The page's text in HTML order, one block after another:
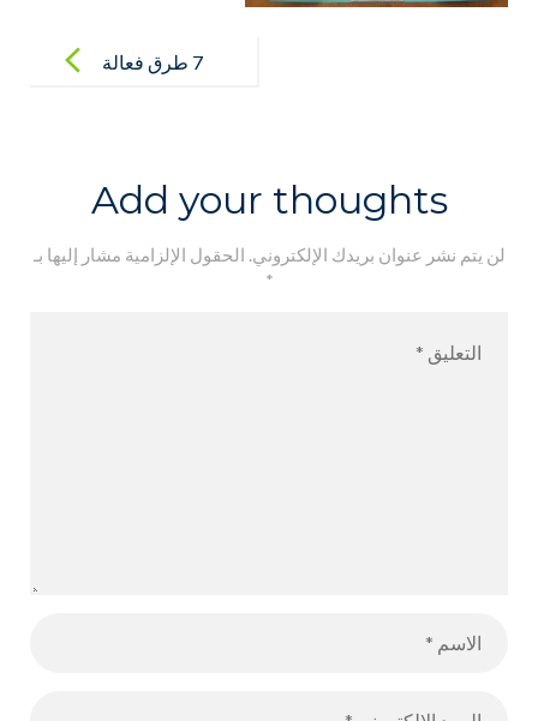
7 طرق فعالة
Add your thoughts
لن يتم نشر عنوان بريدك الإلكتروني. الحقول الإلزامية مشار إليها بـ
*